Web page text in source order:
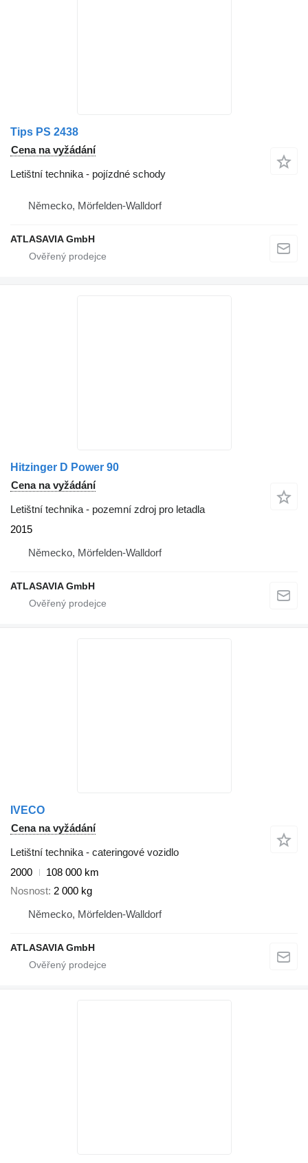
Tips PS 2438
Cena na vyžádání
Letištní technika - pojízdné schody
Německo, Mörfelden-Walldorf
ATLASAVIA GmbH
Hitzinger D Power 90
Cena na vyžádání
Letištní technika - pozemní zdroj pro letadla
2015
Německo, Mörfelden-Walldorf
ATLASAVIA GmbH
IVECO
Cena na vyžádání
Letištní technika - cateringové vozidlo
2000
108 000 km
Nosnost 2 000 kg
Německo, Mörfelden-Walldorf
ATLASAVIA GmbH